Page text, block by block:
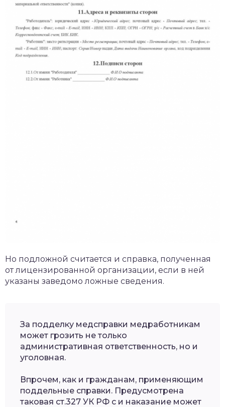
Но подложной считается и справка, полученная
от лицензированной организации, если в ней
указаны заведомо ложные сведения.
За подделку медсправки медработникам
может грозить не только
административная ответственность, но и
уголовная.
Впрочем, как и гражданам, применяющим
поддельные справки. Предусмотрена
таковая ст.327 УК РФ с и наказание может